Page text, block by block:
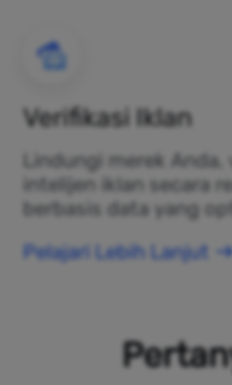
Verifikasi Iklan
Lindungi merek
intelijen iklan secara
berbasis data yang
Pelajari Lebih Lanjut